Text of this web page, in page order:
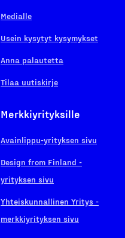
Medialle
Usein kysytyt kysymykset
Anna palautetta
Tilaa uutiskirje
Merkkiyrityksille
Avainlippu-yrityksen sivu
Design from Finland -
yrityksen sivu
Yhteiskunnallinen Yritys -
merkkiyrityksen sivu